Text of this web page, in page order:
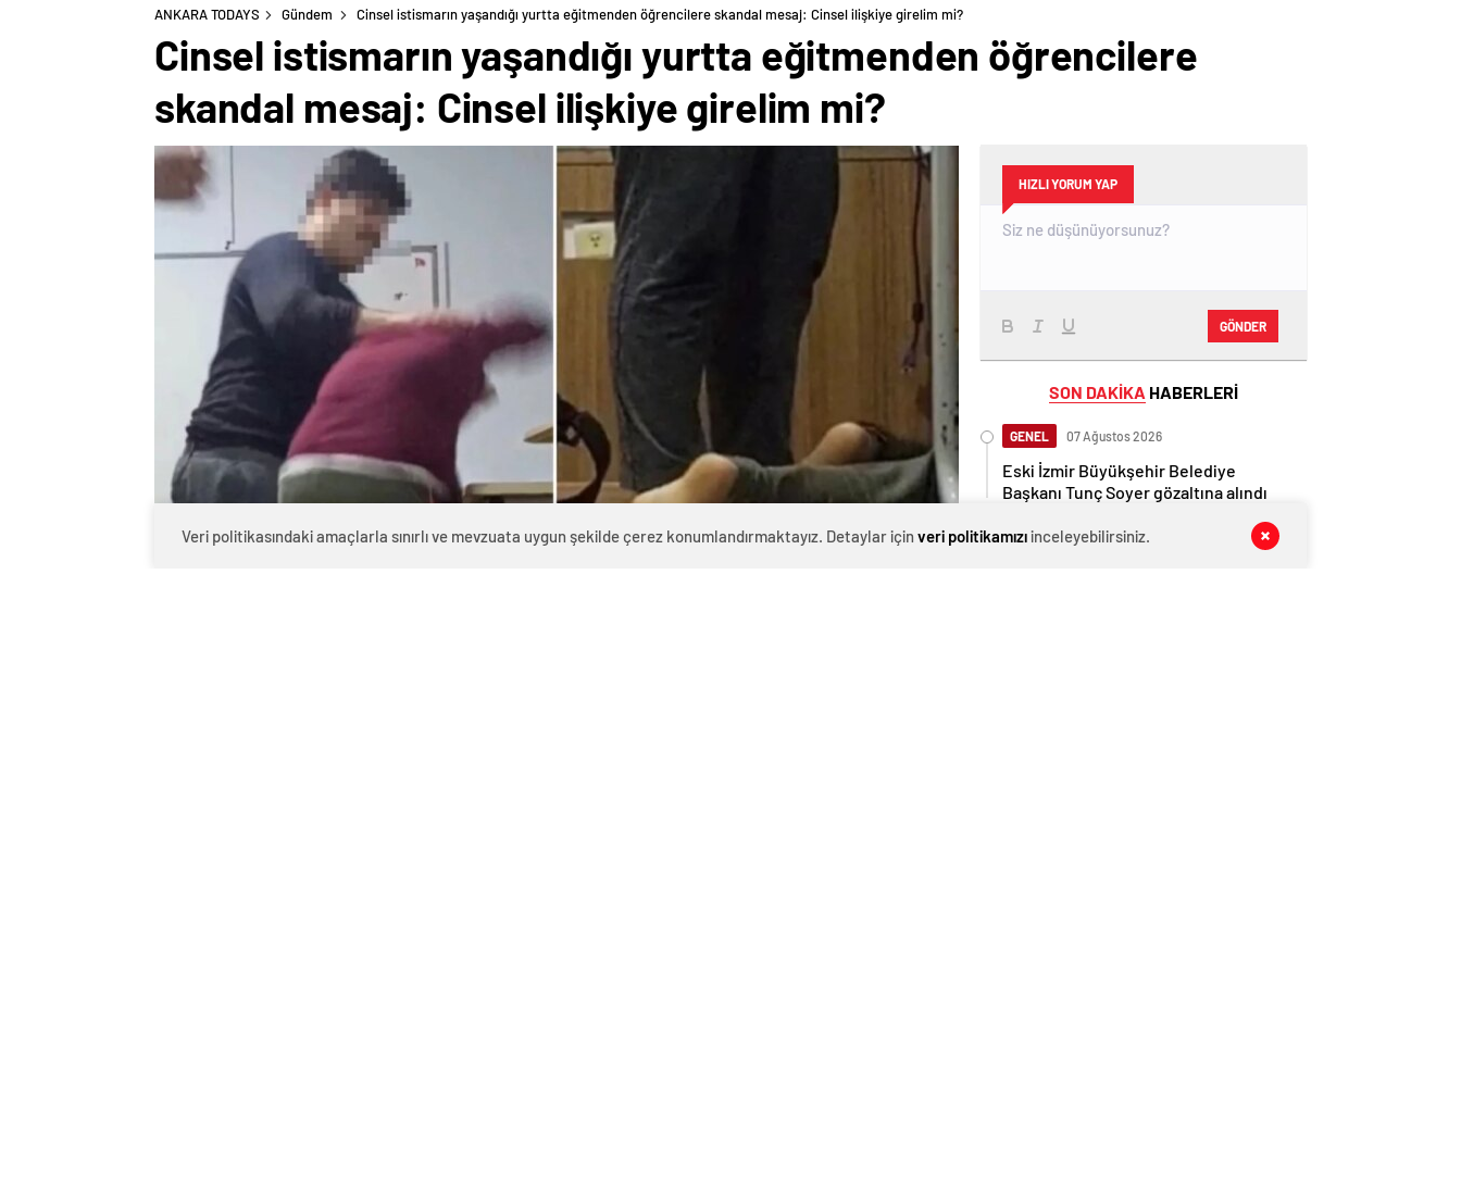
ANKARA TODAYS Gündem Cinsel istismarın yaşandığı yurtta eğitmenden öğrencilere skandal mesaj: Cinsel ilişkiye girelim mi?
Cinsel istismarın yaşandığı yurtta eğitmenden öğrencilere
skandal mesaj: Cinsel ilişkiye girelim mi?
HIZLI YORUM YAP
GÖNDER
SON DAKİKA HABERLERİ
GENEL 07 Ağustos 2026
Eski İzmir Büyükşehir Belediye
Başkanı Tunç Soyer gözaltına alındı
GENEL 07 Ağustos 2026
Veri politikasındaki amaçlarla sınırlı ve mevzuata uygun şekilde çerez konumlandırmaktayız. Detaylar için veri politikamızıinceleyebilirsiniz.